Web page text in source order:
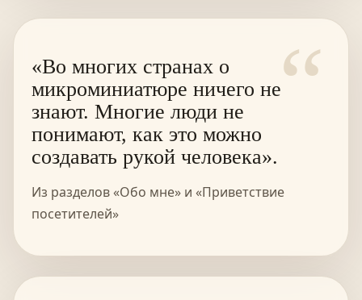
“
«Во многих странах о
микроминиатюре ничего не
знают. Многие люди не
понимают, как это можно
создавать рукой человека».
Из разделов «Обо мне» и «Приветствие
посетителей»